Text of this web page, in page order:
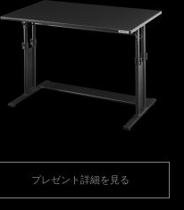
プレゼント詳細を見る